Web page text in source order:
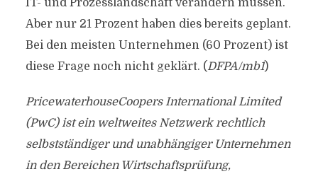
IT- und Prozesslandschaft verändern müssen.
Aber nur 21 Prozent haben dies bereits geplant.
Bei den meisten Unternehmen (60 Prozent) ist
diese Frage noch nicht geklärt. (DFPA/mb1)
PricewaterhouseCoopers International Limited
(PwC) ist ein weltweites Netzwerk rechtlich
selbstständiger und unabhängiger Unternehmen
in den Bereichen Wirtschaftsprüfung,